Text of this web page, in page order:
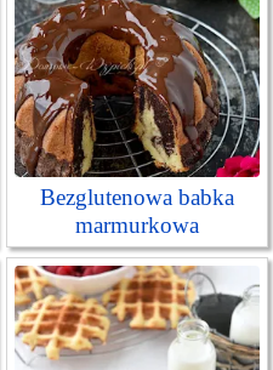
Bezglutenowa babka
marmurkowa